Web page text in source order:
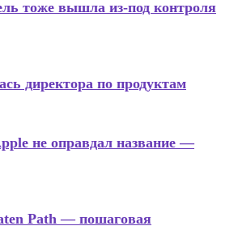
тоже вышла из-под контроля
директора по продуктам
не оправдал название —
Path — пошаговая